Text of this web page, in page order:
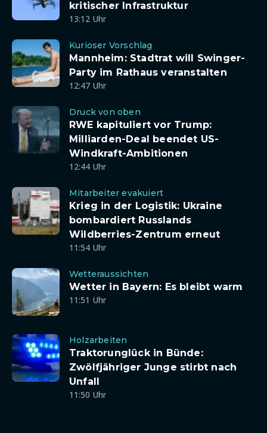
kritischer Infrastruktur
13:12 Uhr
Kurioser Vorschlag
Mannheim: Stadtrat will Swinger-
Party im Rathaus veranstalten
12:47 Uhr
Druck von oben
RWE kapituliert vor Trump:
Milliarden-Deal beendet US-
Windkraft-Ambitionen
12:44 Uhr
Mitarbeiter evakuiert
Krieg in der Logistik: Ukraine
bombardiert Russlands
Wildberries-Zentrum erneut
11:54 Uhr
Wetteraussichten
Wetter in Bayern: Es bleibt warm
11:51 Uhr
Holzarbeiten
Traktorunglück in Bünde:
Zwölfjähriger Junge stirbt nach
Unfall
11:50 Uhr